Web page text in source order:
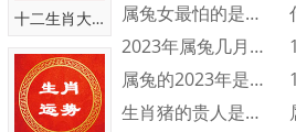
十二生肖大全
属兔女最怕的是什么 属兔女人最怕什么
2023年属兔几月出生不好 2023年属···
属兔的2023年是多少岁 属兔的2023···
生肖猪的贵人是什么属相 生肖猪一生的贵人···